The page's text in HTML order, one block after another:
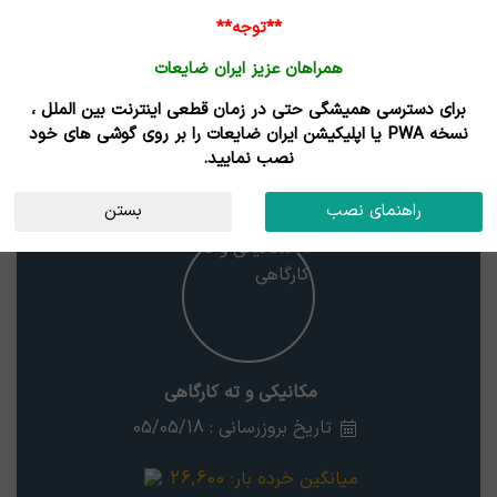
قیمت روز خریداران فروشندگان
نتایج جستجوی قیمت
یزد
مکانیکی و ته کارگاهی
تاریخ بروزرسانی : 05/05/18
میانگین خرده بار: 26,600
**توجه**
همراهان عزیز ایران ضایعات
برای دسترسی همیشگی حتی در زمان قطعی اینترنت بین الملل ،
نسخه PWA یا اپلیکیشن ایران ضایعات را بر روی گوشی های خود
نصب نمایید.
راهنمای نصب بستن